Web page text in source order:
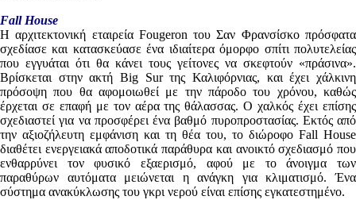
Fall House
Η αρχιτεκτονική εταιρεία Fougeron του Σαν Φρανσίσκο πρόσφατα
σχεδίασε και κατασκεύασε ένα ιδιαίτερα όμορφο σπίτι πολυτελείας
που εγγυάται ότι θα κάνει τους γείτονες να σκεφτούν «πράσινα».
Βρίσκεται στην ακτή Big Sur της Καλιφόρνιας, και έχει χάλκινη
πρόσοψη που θα αφομοιωθεί με την πάροδο του χρόνου, καθώς
έρχεται σε επαφή με τον αέρα της θάλασσας. Ο χαλκός έχει επίσης
σχεδιαστεί για να προσφέρει ένα βαθμό πυροπροστασίας. Εκτός από
την αξιοζήλευτη εμφάνιση και τη θέα του, το διώροφο Fall House
διαθέτει ενεργειακά αποδοτικά παράθυρα και ανοικτό σχεδιασμό που
ενθαρρύνει τον φυσικό εξαερισμό, αφού με το άνοιγμα των
παραθύρων αυτόματα μειώνεται η ανάγκη για κλιματισμό. Ένα
σύστημα ανακύκλωσης του γκρι νερού είναι επίσης εγκατεστημένο.